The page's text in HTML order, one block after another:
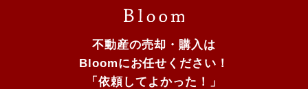
不動産の売却・購入は
Bloomにお任せください！
「依頼してよかった！」